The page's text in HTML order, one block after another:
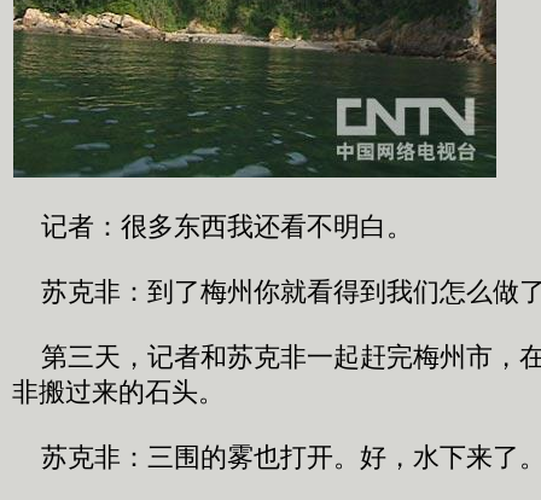
记者：很多东西我还看不明白。
苏克非：到了梅州你就看得到我们怎么做
第三天，记者和苏克非一起赶完梅州市，
非搬过来的石头。
苏克非：三围的雾也打开。好，水下来了